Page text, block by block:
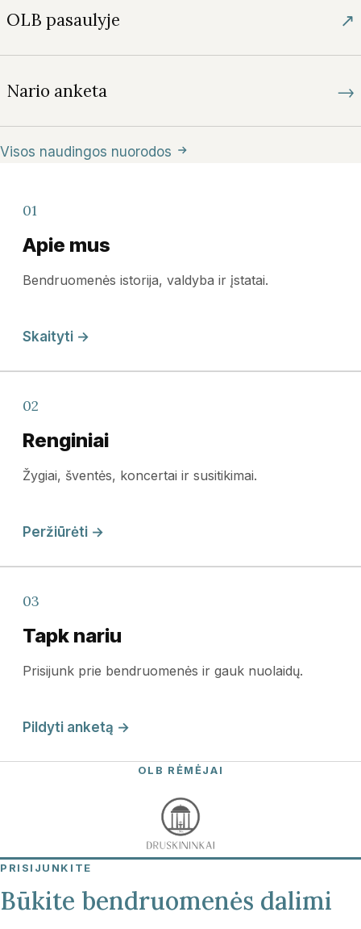
OLB pasaulyje ↗
Nario anketa →
Visos naudingos nuorodos
01
Apie mus
Bendruomenės istorija, valdyba ir įstatai.
Skaityti →
02
Renginiai
Žygiai, šventės, koncertai ir susitikimai.
Peržiūrėti →
03
Tapk nariu
Prisijunk prie bendruomenės ir gauk nuolaidų.
Pildyti anketą →
OLB RĖMĖJAI
PRISIJUNKITE
Būkite bendruomenės dalimi